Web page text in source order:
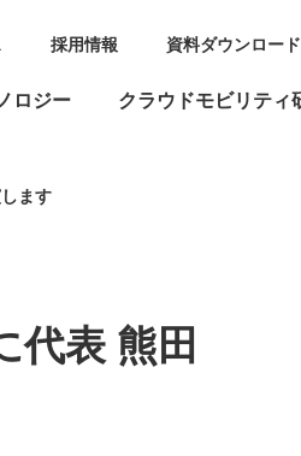
ロジー クラウドモビリティ
採用情報 資料ダウンロード
ます
代表 熊田